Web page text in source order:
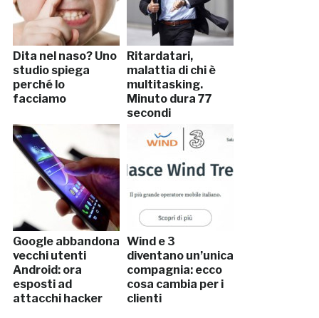
Dita nel naso? Uno
studio spiega
perché lo
facciamo
Ritardatari,
malattia di chi è
multitasking.
Minuto dura 77
secondi
Google abbandona
vecchi utenti
Android: ora
esposti ad
attacchi hacker
Wind e 3
diventano un’unica
compagnia: ecco
cosa cambia per i
clienti